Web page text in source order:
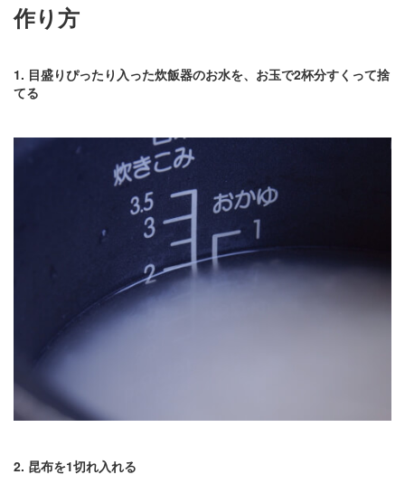
作り方
1. 目盛りぴったり入った炊飯器のお水を、お玉で2杯分すくって捨
てる
2. 昆布を1切れ入れる